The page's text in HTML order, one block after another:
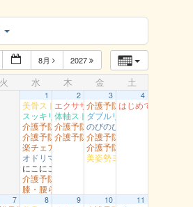
8月 2027
火 水 木 金 土
1
美骨ストレッチ 湖山
スッキリヨガ 吉方
介護予防岩美 浦富
介護予防智頭 総合センター（水）
楽チェア体操 吉岡
オドリマス ラボ
にこにこ用瀬
介護予防岩美 文化センター
膝・腰らくらく教室 醇風
2
エクササイズ 岩美
体軸ストレッチ 富桑
介護予防智頭 土師
介護予防智頭 山郷
3
介護予防岩美 岩井
ダブルリング江山
のびのび健康教室 青谷
介護予防岩美（大岩）
介護予防智頭 那岐
美姿勢ヨガ（高草）
4
はじめてのダンス
7 8 9 10 11